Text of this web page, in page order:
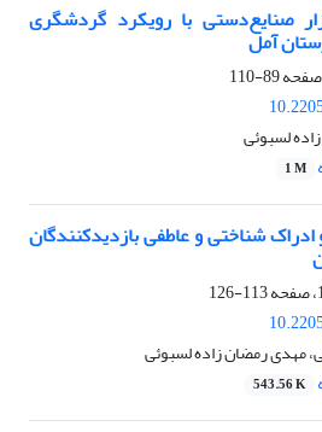
صنایع‌دستی با رویکرد گردشگری
آمل
89-110
لسبوئی
1 M
شناختی و عاطفی بازدیدکنندگان
113-126
مهدی رمضان زاده لسبوئی
543.56 K